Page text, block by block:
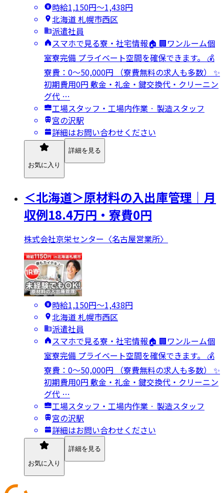
時給1,150円〜1,438円
北海道 札幌市西区
派遣社員
スマホで見る寮・社宅情報🏠 🏢ワンルーム個
室寮完備 プライベート空間を確保できます。 💰
寮費：0～50,000円 （寮費無料の求人も多数） ✨
初期費用0円 敷金・礼金・鍵交換代・クリーニン
グ代 …
工場スタッフ・工場内作業 · 製造スタッフ
宮の沢駅
詳細はお問い合わせください
お気に入り
詳細を見る
＜北海道＞原材料の入出庫管理｜月
収例18.4万円・寮費0円
株式会社京栄センター〈名古屋営業所〉
時給1,150円〜1,438円
北海道 札幌市西区
派遣社員
スマホで見る寮・社宅情報🏠 🏢ワンルーム個
室寮完備 プライベート空間を確保できます。 💰
寮費：0～50,000円 （寮費無料の求人も多数） ✨
初期費用0円 敷金・礼金・鍵交換代・クリーニン
グ代 …
工場スタッフ・工場内作業 · 製造スタッフ
宮の沢駅
詳細はお問い合わせください
お気に入り
詳細を見る